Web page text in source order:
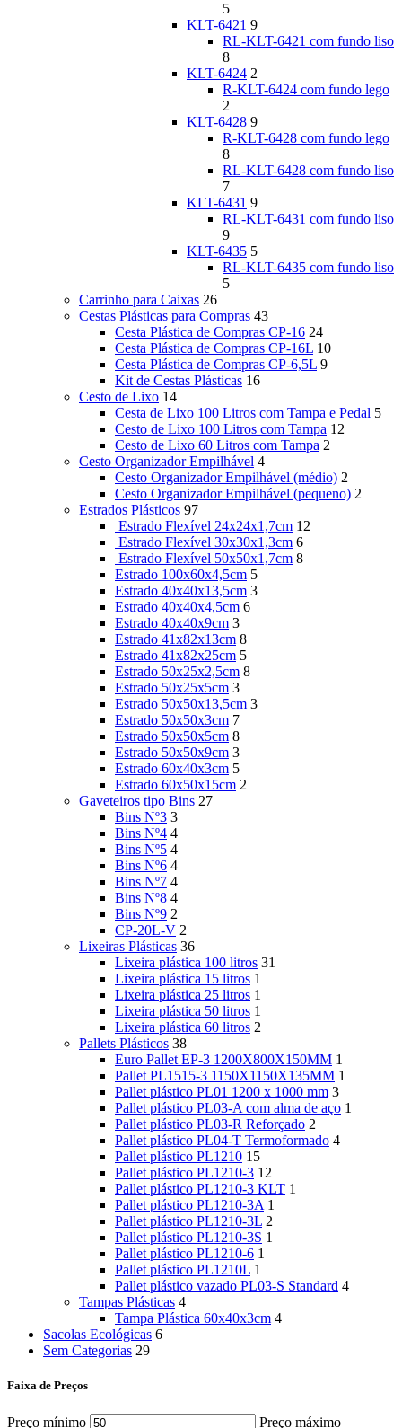
5
KLT-6421 9
RL-KLT-6421 com fundo liso
8
KLT-6424 2
R-KLT-6424 com fundo lego
2
KLT-6428 9
R-KLT-6428 com fundo lego
8
RL-KLT-6428 com fundo liso
7
KLT-6431 9
RL-KLT-6431 com fundo liso
9
KLT-6435 5
RL-KLT-6435 com fundo liso
5
Carrinho para Caixas 26
Cestas Plásticas para Compras 43
Cesta Plástica de Compras CP-16 24
Cesta Plástica de Compras CP-16L 10
Cesta Plástica de Compras CP-6,5L 9
Kit de Cestas Plásticas 16
Cesto de Lixo 14
Cesta de Lixo 100 Litros com Tampa e Pedal 5
Cesto de Lixo 100 Litros com Tampa 12
Cesto de Lixo 60 Litros com Tampa 2
Cesto Organizador Empilhável 4
Cesto Organizador Empilhável (médio) 2
Cesto Organizador Empilhável (pequeno) 2
Estrados Plásticos 97
Estrado Flexível 24x24x1,7cm 12
Estrado Flexível 30x30x1,3cm 6
Estrado Flexível 50x50x1,7cm 8
Estrado 100x60x4,5cm 5
Estrado 40x40x13,5cm 3
Estrado 40x40x4,5cm 6
Estrado 40x40x9cm 3
Estrado 41x82x13cm 8
Estrado 41x82x25cm 5
Estrado 50x25x2,5cm 8
Estrado 50x25x5cm 3
Estrado 50x50x13,5cm 3
Estrado 50x50x3cm 7
Estrado 50x50x5cm 8
Estrado 50x50x9cm 3
Estrado 60x40x3cm 5
Estrado 60x50x15cm 2
Gaveteiros tipo Bins 27
Bins Nº3 3
Bins Nº4 4
Bins Nº5 4
Bins Nº6 4
Bins Nº7 4
Bins Nº8 4
Bins Nº9 2
CP-20L-V 2
Lixeiras Plásticas 36
Lixeira plástica 100 litros 31
Lixeira plástica 15 litros 1
Lixeira plástica 25 litros 1
Lixeira plástica 50 litros 1
Lixeira plástica 60 litros 2
Pallets Plásticos 38
Euro Pallet EP-3 1200X800X150MM 1
Pallet PL1515-3 1150X1150X135MM 1
Pallet plástico PL01 1200 x 1000 mm 3
Pallet plástico PL03-A com alma de aço 1
Pallet plástico PL03-R Reforçado 2
Pallet plástico PL04-T Termoformado 4
Pallet plástico PL1210 15
Pallet plástico PL1210-3 12
Pallet plástico PL1210-3 KLT 1
Pallet plástico PL1210-3A 1
Pallet plástico PL1210-3L 2
Pallet plástico PL1210-3S 1
Pallet plástico PL1210-6 1
Pallet plástico PL1210L 1
Pallet plástico vazado PL03-S Standard 4
Tampas Plásticas 4
Tampa Plástica 60x40x3cm 4
Sacolas Ecológicas 6
Sem Categorias 29
Faixa de Preços
Preço mínimo Preço máximo